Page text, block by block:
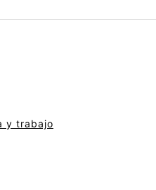
y trabajo